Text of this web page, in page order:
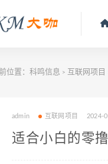
位置： 科鸣信息 > 互联网项目
admin 互联网项目 2024-
适合小白的零